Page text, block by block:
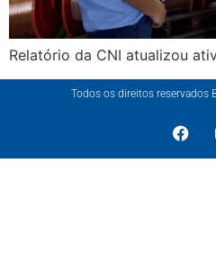
Relatório da CNI atualizou
Todos os direitos reservados